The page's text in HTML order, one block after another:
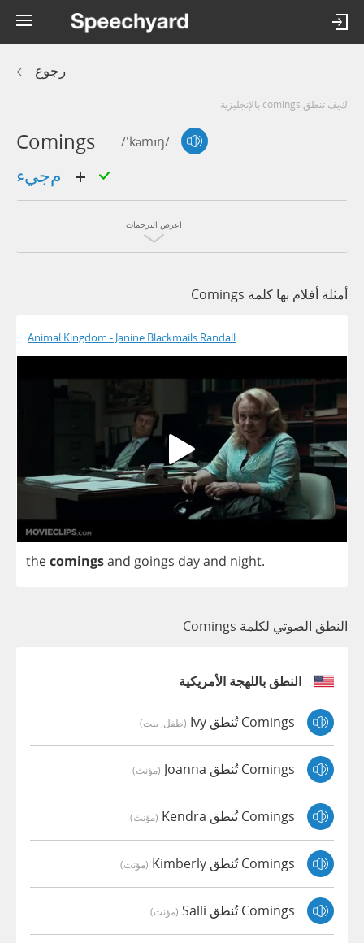
رجوع
كيف تنطق comings بالإنجليزية
Comings /'kəmɪŋ/
اعرض الترجمات
أمثلة أفلام بها كلمة Comings
Animal Kingdom - Janine Blackmails Randall
thecomingsand goings dayand night.
النطق الصوتي لكلمة Comings
النطق باللهجة الأمريكية
Comings تُنطق Ivy (طفل, بنت)
Comings تُنطق Joanna (مؤنث)
Comings تُنطق Kendra (مؤنث)
Comings تُنطق Kimberly (مؤنث)
Comings تُنطق Salli (مؤنث)